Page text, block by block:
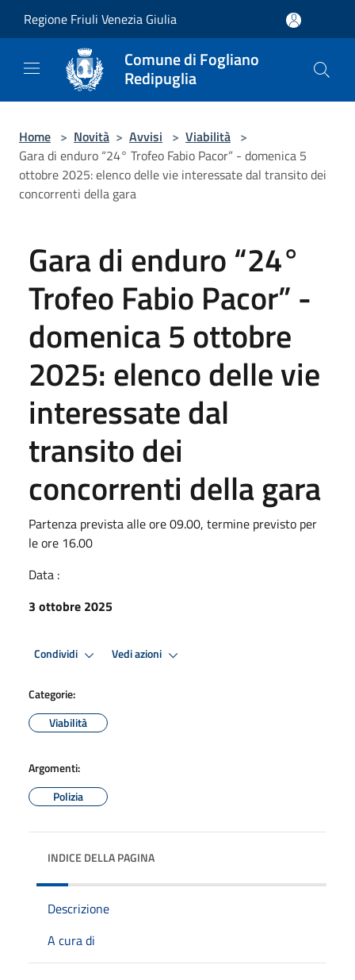
Regione Friuli Venezia Giulia
Comune di Fogliano
Redipuglia
Home > Novità > Avvisi > Viabilità >
Gara di enduro “24° Trofeo Fabio Pacor” - domenica 5
ottobre 2025: elenco delle vie interessate dal transito dei
concorrenti della gara
Gara di enduro “24°
Trofeo Fabio Pacor” -
domenica 5 ottobre
2025: elenco delle vie
interessate dal
transito dei
concorrenti della gara
Partenza prevista alle ore 09.00, termine previsto per
le ore 16.00
Data :
3 ottobre 2025
Condividi Vedi azioni
Categorie:
Viabilità
Argomenti:
Polizia
INDICE DELLA PAGINA
Descrizione
A cura di